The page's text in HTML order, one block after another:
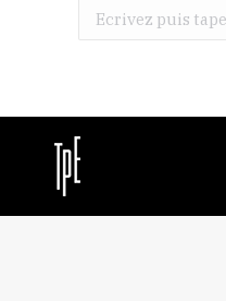
Recherche
: